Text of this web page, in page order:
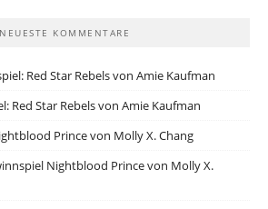
NEUESTE KOMMENTARE
Red Star Rebels von Amie Kaufman
Red Star Rebels von Amie Kaufman
Prince von Molly X. Chang
Nightblood Prince von Molly X.